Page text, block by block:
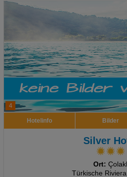
4
Hotelinfo Bilder
Silver
Ort:
Türkische